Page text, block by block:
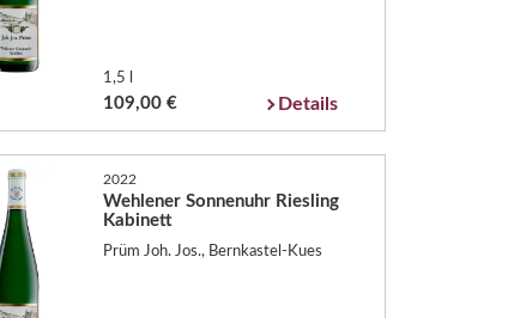
1,5 l
109,00 € Details
2022
Wehlener Sonnenuhr Riesling
Kabinett
Prüm Joh. Jos., Bernkastel-Kues